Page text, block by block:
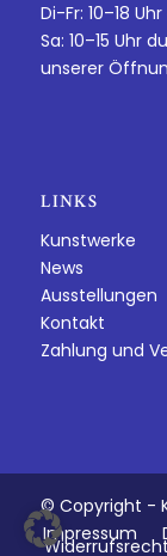
Di-Fr: 10–18
Sa: 10–15 Uhr
unserer
LINKS
Kunstwerke
News
Ausstellungen
Kontakt
Zahlung und
© Copyright -
Impressum